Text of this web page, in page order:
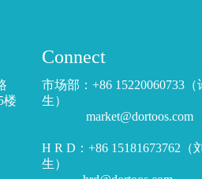
楼
Connect
市场部：+86 15220060733（
生）
market@dortoos.com
H R D：+86 15181673762（
生）